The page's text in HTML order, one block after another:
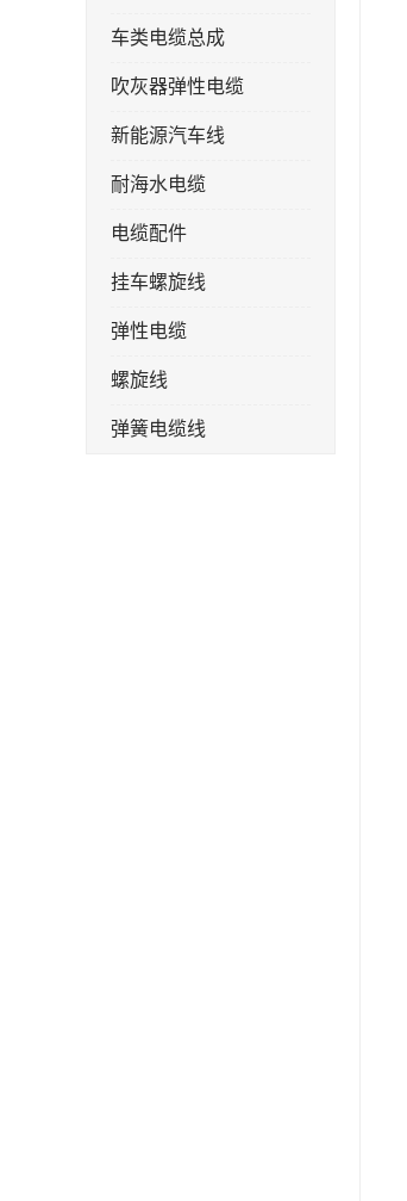
车类电缆总成
吹灰器弹性电缆
新能源汽车线
耐海水电缆
电缆配件
挂车螺旋线
弹性电缆
螺旋线
弹簧电缆线